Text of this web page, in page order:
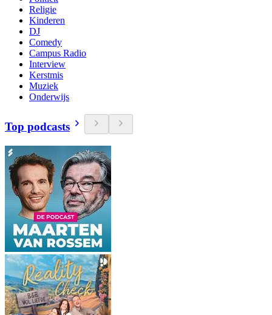
Religie
Kinderen
DJ
Comedy
Campus Radio
Interview
Kerstmis
Muziek
Onderwijs
Top podcasts